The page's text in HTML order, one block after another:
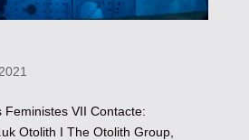
VII Contacte:
Otolith I The Otolith Group,